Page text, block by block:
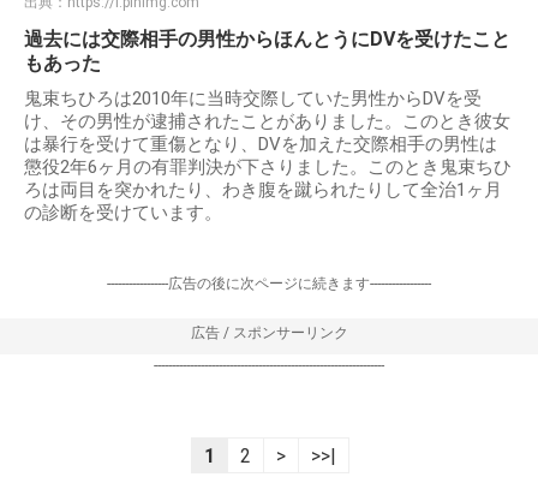
過去には交際相手の男性からほんとうにDVを受けたこと
もあった
鬼束ちひろは2010年に当時交際していた男性からDVを受
け、その男性が逮捕されたことがありました。このとき彼女
は暴行を受けて重傷となり、DVを加えた交際相手の男性は
懲役2年6ヶ月の有罪判決が下さりました。このとき鬼束ちひ
ろは両目を突かれたり、わき腹を蹴られたりして全治1ヶ月
の診断を受けています。
-----------------広告の後に次ページに続きます-----------------
広告 / スポンサーリンク
----------------------------------------------------------------
1 2 > >>|